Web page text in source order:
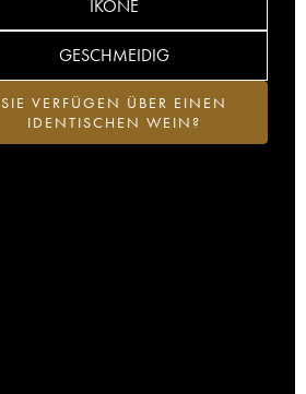
IKONE
GESCHMEIDIG
SIE VERFÜGEN ÜBER EINEN
IDENTISCHEN WEIN?